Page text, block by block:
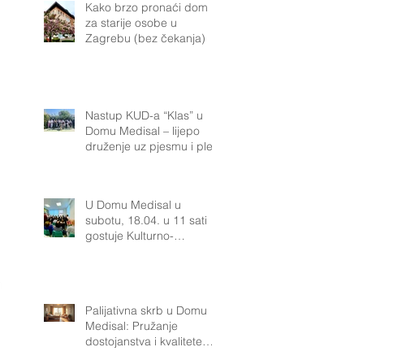
Kako brzo pronaći dom
za starije osobe u
Zagrebu (bez čekanja)
Nastup KUD-a “Klas” u
Domu Medisal – lijepo
druženje uz pjesmu i ples
U Domu Medisal u
subotu, 18.04. u 11 sati
gostuje Kulturno-
tradiciji koju KUD „Klas“
njeguje već više od 40
Palijativna skrb u Domu
Medisal: Pružanje
dostojanstva i kvalitete